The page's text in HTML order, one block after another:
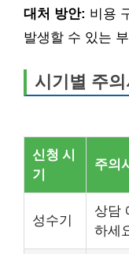
대처 방안: 비용
발생할 수 있는
시기별 주
신청 시
기
주의
성수기
상담
하세